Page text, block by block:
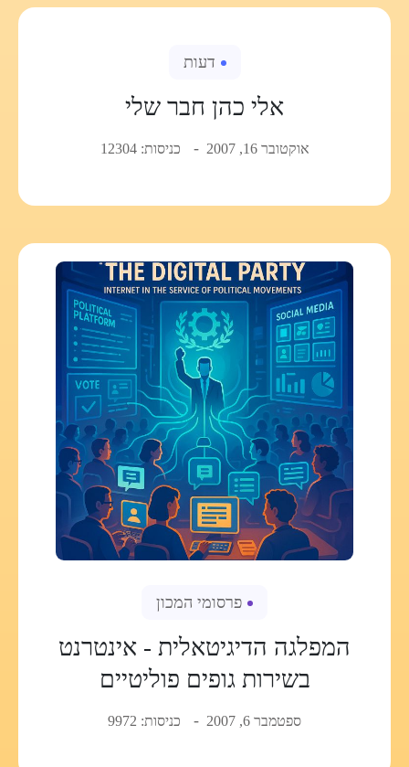
דעות
אלי כהן חבר שלי
אוקטובר 16, 2007 כניסות: 12304
פרסומי המכון
המפלגה הדיגיטאלית - אינטרנט
בשירות גופים פוליטיים
ספטמבר 6, 2007 כניסות: 9972